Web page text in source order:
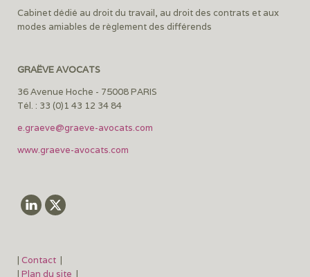
Cabinet dédié au droit du travail, au droit des contrats et aux
modes amiables de règlement des différends
GRAËVE AVOCATS
36 Avenue Hoche - 75008 PARIS
Tél. : 33 (0)1 43 12 34 84
e.graeve@graeve-avocats.com
www.graeve-avocats.com
| Contact |
| Plan du site |